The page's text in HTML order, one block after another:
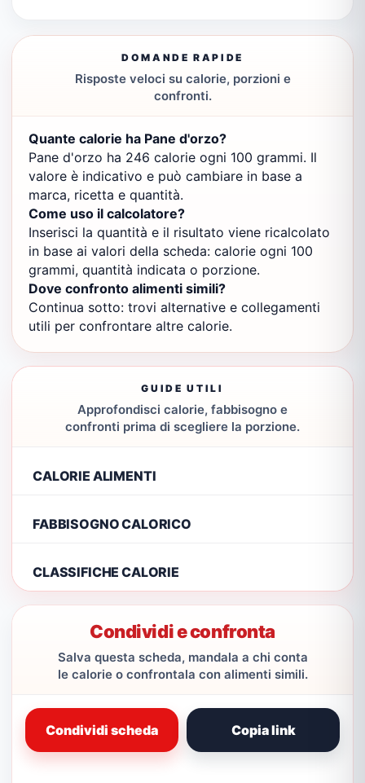
DOMANDE RAPIDE
Risposte veloci su calorie, porzioni e
confronti.
Quante calorie ha Pane d'orzo?
Pane d'orzo ha 246 calorie ogni 100 grammi. Il
valore è indicativo e può cambiare in base a
marca, ricetta e quantità.
Come uso il calcolatore?
Inserisci la quantità e il risultato viene ricalcolato
in base ai valori della scheda: calorie ogni 100
grammi, quantità indicata o porzione.
Dove confronto alimenti simili?
Continua sotto: trovi alternative e collegamenti
utili per confrontare altre calorie.
GUIDE UTILI
Approfondisci calorie, fabbisogno e
confronti prima di scegliere la porzione.
CALORIE ALIMENTI
FABBISOGNO CALORICO
CLASSIFICHE CALORIE
Condividi e confronta
Salva questa scheda, mandala a chi conta
le calorie o confrontala con alimenti simili.
Condividi scheda Copia link